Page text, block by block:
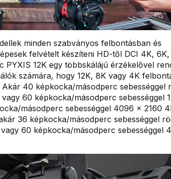
minden szabványos felbontásban és
felvételt készíteni HD-től DCI 4K,
PYXIS 12K egy többskálájú érzékelővel
számára, hogy 12K, 8K vagy 4K
40 képkocka/másodperc sebességgel
60 képkocka/másodperc sebességgel
másodperc sebességgel 4096 x 2160
36 képkocka/másodperc sebességgel
60 képkocka/másodperc sebességgel